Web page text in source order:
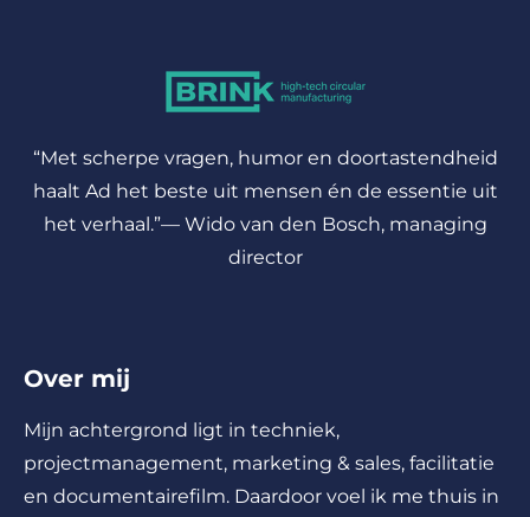
“Met scherpe vragen, humor en doortastendheid
haalt Ad het beste uit mensen én de essentie uit
het verhaal.”— Wido van den Bosch, managing
director
Over mij
Mijn achtergrond ligt in techniek,
projectmanagement, marketing & sales, facilitatie
en documentairefilm. Daardoor voel ik me thuis in